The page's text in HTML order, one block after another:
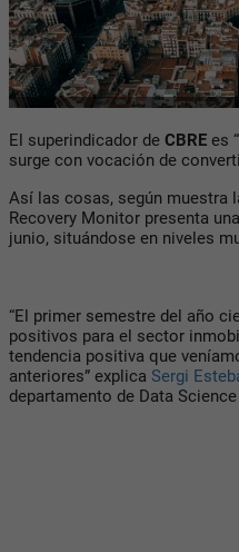
El superindicador de CBRE es
surge con vocación de
Así las cosas, según muestra
Recovery Monitor presenta
junio, situándose en niveles
“El primer semestre del año
positivos para el sector
tendencia positiva que
anteriores” explica Sergi
departamento de Data